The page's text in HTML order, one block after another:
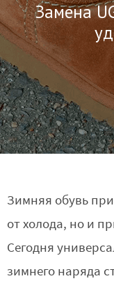
Замена
Зимняя обувь
от холода, но и
Сегодня
зимнего наряда